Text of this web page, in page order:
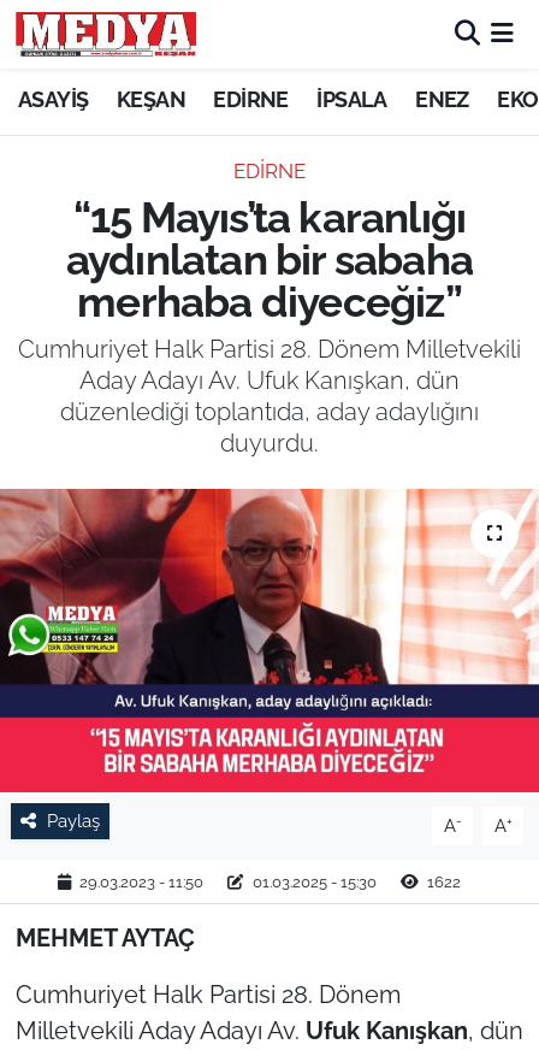
ASAYİŞ KEŞAN EDİRNE İPSALA ENEZ
EDİRNE
“15 Mayıs’ta karanlığı
aydınlatan bir sabaha
merhaba diyeceğiz”
Cumhuriyet Halk Partisi 28. Dönem Milletvekili
Aday Adayı Av. Ufuk Kanışkan, dün
düzenlediği toplantıda, aday adaylığını
duyurdu.
Paylaş A- A+
29.03.2023 - 11:50 01.03.2025 - 15:30 1622
MEHMET AYTAÇ
Cumhuriyet Halk Partisi 28. Dönem
Milletvekili Aday Adayı Av. Ufuk Kanışkan, dün
KEŞAN
ASAYİŞ
SİYASET
GÜNDEM
EKONOMİ
EĞİTİM
TARIM VE HAYVANCILIK
KÜLTÜR SANAT
RESMİ İLAN
SPOR
YAŞAM
EDİRNE
TEKİRDAĞ
KIRKLARELİ